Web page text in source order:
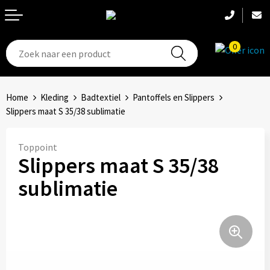
0
T-Shirts
Broeken en shorts
Schoenen
Badtextiel
Hoeden
Hoofdbanden
Sets
Bandanas
Aanstekers
Anti-stress
Elektronica, Gadgets en USB
Feestartikelen
Home Kleding Badtextiel
Pantoffels en Slippers
Slippers maat S 35/38 sublimatie
Toppoint
Slippers maat S 35/38
sublimatie